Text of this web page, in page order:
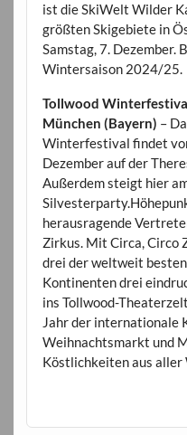
ist die SkiWelt Wilder
größten Skigebiete in
Samstag, 7. Dezember.
Wintersaison 2024/25.
Tollwood
München (Bayern) –
Winterfestival findet
Dezember auf der
Außerdem steigt hier
herausragende
Zirkus. Mit Circa, Circo
drei der weltweit
Kontinenten drei
ins Tollwood-
Jahr der internationale
Weihnachtsmarkt und
Köstlichkeiten aus aller